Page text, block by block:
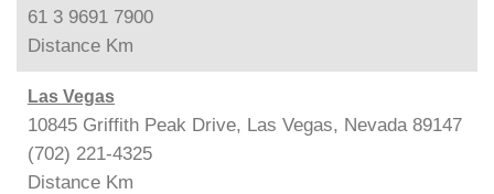
61 3 9691 7900
Distance Km
Las Vegas
10845 Griffith Peak Drive, Las Vegas, Nevada 89147
(702) 221-4325
Distance Km